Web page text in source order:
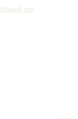
Малый зал